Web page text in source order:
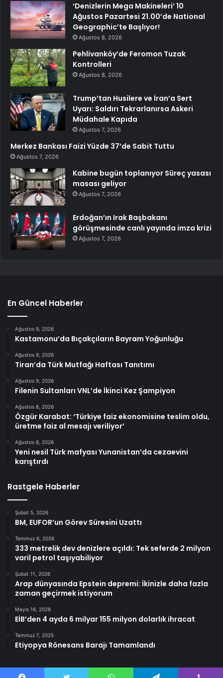
‘Denizlerin Mega Makineleri’ 10
Ağustos Pazartesi 21.00’de National
Geographic’te Başlıyor!
Ağustos 8, 2026
Pehlivanköy’de Feromon Tuzak
Kontrolleri
Ağustos 8, 2026
Trump’tan Husilere ve İran’a Sert
Uyarı: Saldırı Tekrarlanırsa Askeri
Müdahale Kapıda
Ağustos 7, 2026
Merkez Bankası Faizi Yüzde 37’de Sabit Tuttu
Ağustos 7, 2026
Kabine bugün toplanıyor Süreç yasası
masası geliyor
Ağustos 7, 2026
Erdoğan’ın Irak Başbakanı
görüşmesinde canlı yayında imza krizi
Ağustos 7, 2026
En Güncel Haberler
Ağustos 9, 2026
Kastamonu’da Bıçakçıların Bayram Yoğunluğu
Ağustos 9, 2026
Tiran’da Türk Mutfağı Haftası Tanıtımı
Ağustos 9, 2026
Filenin Sultanları VNL’de İkinci Kez Şampiyon
Ağustos 8, 2026
Özgür Karabat: ‘Türkiye faiz ekonomisine teslim oldu,
üretme faiz al mesajı veriliyor’
Ağustos 8, 2026
Yeni nesil Türk mafyası Yunanistan’da cezaevini
karıştırdı
Rastgele Haberler
Şubat 5, 2026
BM, EUFOR’un Görev Süresini Uzattı
Temmuz 6, 2026
333 metrelik dev denizlere açıldı: Tek seferde 2 milyon
varil petrol taşıyabiliyor
Şubat 11, 2026
Arap dünyasında Epstein depremi: İkinizle daha fazla
zaman geçirmek istiyorum
Mayıs 16, 2026
EİB’den 4 ayda 6 milyar 155 milyon dolarlık ihracat
Temmuz 7, 2025
Etiyopya Rönesans Barajı Tamamlandı